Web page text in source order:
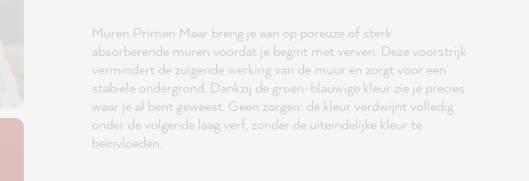
Muren Primen Maar breng je aan op poreuze of sterk
absorberende muren voordat je begint met verven. Deze voorstrijk
vermindert de zuigende werking van de muur en zorgt voor een
stabiele ondergrond. Dankzij de groen-blauwige kleur zie je precies
waar je al bent geweest. Geen zorgen: de kleur verdwijnt volledig
onder de volgende laag verf, zonder de uiteindelijke kleur te
beïnvloeden.